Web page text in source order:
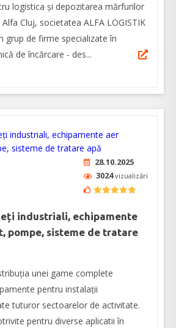
logistica și depozitarea mărfurilor
Cluj, societatea ALFA LOGISTIK
grup de firme specializate în
de încărcare - des...
28.10.2025
3024vizualizări
industriali, echipamente
pompe, sisteme de tratare
unei game complete
pentru instalații
tuturor sectoarelor de activitate.
pentru diverse aplicatii în